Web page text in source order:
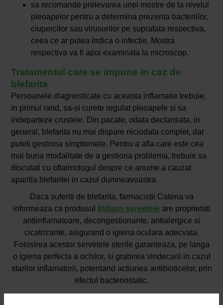
sa recomande prelevarea unei mostre de la nivelul
pleoapelor pentru a determina prezenta bacteriilor,
ciupercilor sau virusurilor pe suprafata respectiva,
ceea ce ar putea indica o infectie. Mostra
respectiva va fi apoi examinata la microscop.
Tratamentul care se impune in caz de
blefarita
Persoanele diagnosticate cu aceasta inflamatie trebuie,
in primul rand, sa-si curete regulat pleoapele si sa
indeparteze crustele. Din pacate, odata declansata, in
general, blefarita nu mai dispare niciodata complet, dar
puteti gestiona simptomele. Pentru a afla care este cea
mai buna modalitate de a gestiona problema, trebuie sa
discutati cu oftalmologul despre ce anume a cauzat
aparitia blefaritei in cazul dumneavoastra.
Daca suferiti de blefarita, farmacistii Catena va
informeaza ca produsul
Iridium servetele are proprietati
antiinflamatoare, decongestionante, antialergice si
cicatrizante, asigurand o igiena oculara adecvata.
Folosirea acestor servetele sterile garanteaza, pe langa
o igiena perfecta a ochilor, si grabirea vindecarii in cazul
starilor inflamatorii, potentand actiunea antibioticelor, prin
efectul bacteriostatic.